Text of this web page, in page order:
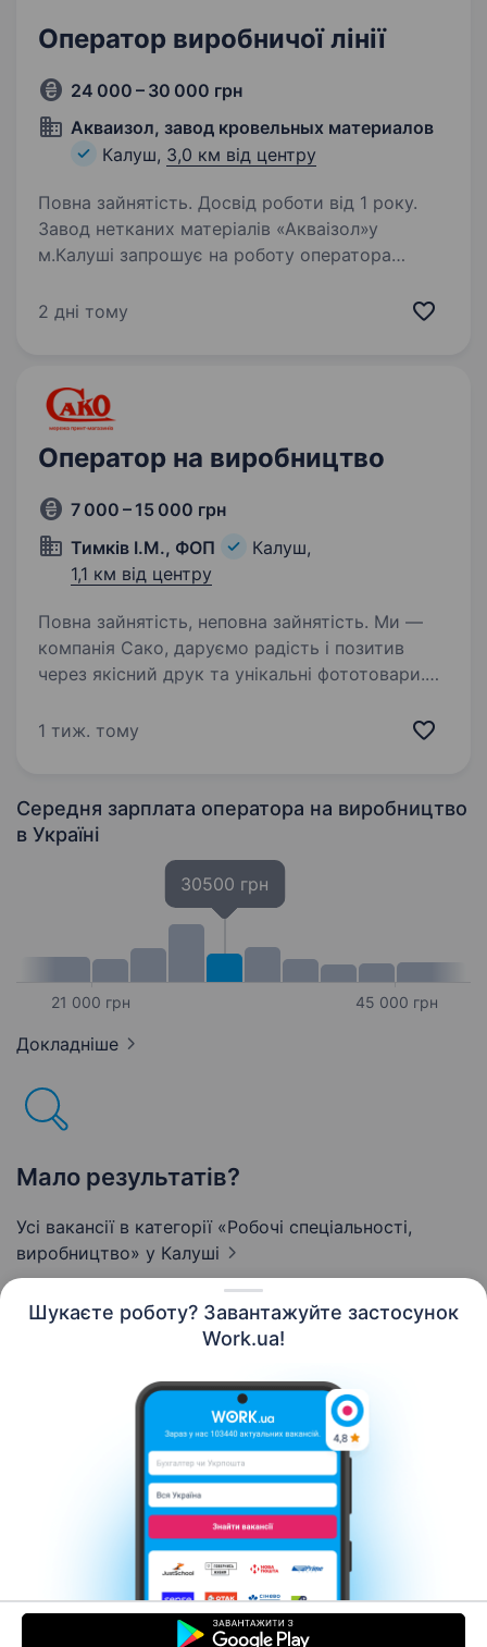
Шукаєте роботу? Завантажуйте застосунок
Work.ua!
Оператор виробничої лінії
24 000 – 30 000 грн
Акваизол, завод кровельных материалов
Калуш, 3,0 км від центру
Повна зайнятість. Досвід роботи від 1 року.
Завод нетканих матеріалів «Акваізол»у
м.Калуші запрошує на роботу оператора
на аналогічній посаді буде перевагою; бажано
2 дні тому
Оператор на виробництво
7 000 – 15 000 грн
Тимків І.М., ФОП
Калуш,
1,1 км від центру
Повна зайнятість, неповна зайнятість. Ми —
компанія Сако, даруємо радість і позитив
через якісний друк та унікальні фототовари.
цінують якість, креативність і
1 тиж. тому
Середня зарплата оператора на виробництво
в Україні
21 000 грн
30500 грн
45 000 грн
Докладніше
Мало результатів?
Усі вакансії в категорії «Робочі спеціальності,
виробництво» у Калуші
Контакти Про нас
Кар’єра
Допомога Умови використання